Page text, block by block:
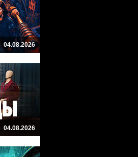
04.08.2026
04.08.2026